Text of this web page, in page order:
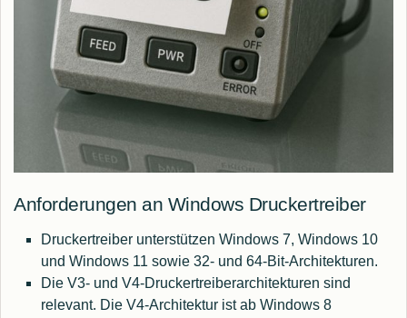
Anforderungen an Windows Druckertreiber
Druckertreiber unterstützen Windows 7, Windows 10
und Windows 11 sowie 32- und 64-Bit-Architekturen.
Die V3- und V4-Druckertreiberarchitekturen sind
relevant. Die V4-Architektur ist ab Windows 8